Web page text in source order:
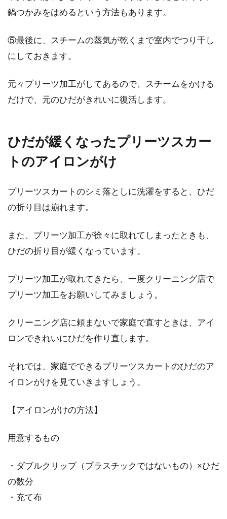
鍋つかみをはめるという方法もあります。
⑤最後に、スチームの蒸気が乾くまで室内でつり干し
にしておきます。
元々プリーツ加工がしてあるので、スチームをかける
だけで、元のひだがきれいに復活します。
ひだが緩くなったプリーツスカー
トのアイロンがけ
プリーツスカートのシミ落としに洗濯をすると、ひだ
の折り目は崩れます。
また、プリーツ加工が徐々に取れてしまったときも、
ひだの折り目が緩くなっています。
プリーツ加工が取れてきたら、一度クリーニング店で
プリーツ加工をお願いしてみましょう。
クリーニング店に頼まないで家庭で直すときは、アイ
ロンできれいにひだを作り直します。
それでは、家庭でできるプリーツスカートのひだのア
イロンがけを見ていきますしょう。
【アイロンがけの方法】
用意するもの
・ダブルクリップ（プラスチックではないもの）×ひだ
の数分
・充て布